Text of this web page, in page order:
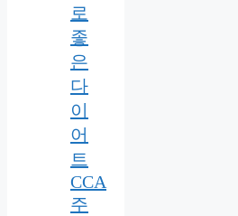
로
좋
은
다
이
어
트
CCA
주